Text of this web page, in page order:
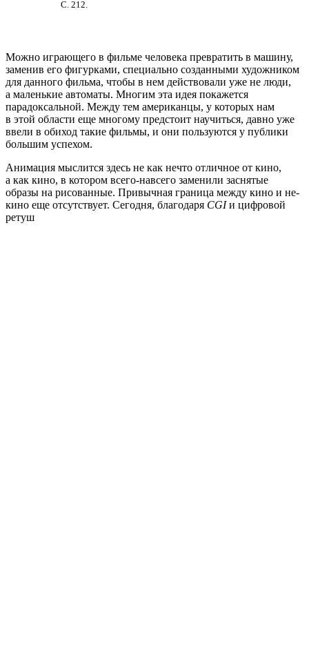
С. 212.
Можно играющего в фильме человека превратить в машину,
заменив его фигурками, специально созданными художником
для данного фильма, чтобы в нем действовали уже не люди,
а маленькие автоматы. Многим эта идея покажется
парадоксальной. Между тем американцы, у которых нам
в этой области еще многому предстоит научиться, давно уже
ввели в обиход такие фильмы, и они пользуются у публики
большим успехом.
Анимация мыслится здесь не как нечто отличное от кино,
а как кино, в котором всего-навсего заменили заснятые
образы на рисованные. Привычная граница между кино и не-
кино еще отсутствует. Сегодня, благодаря CGIи цифровой
ретуш